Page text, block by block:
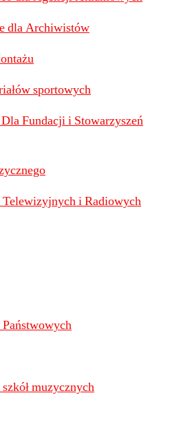
dla Archiwistów
sportowych
Fundacji i Stowarzyszeń
i Radiowych
muzycznych